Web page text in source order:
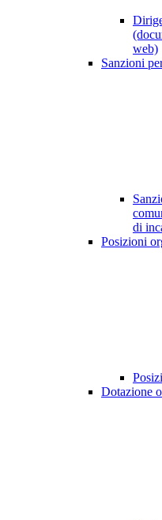
web)
Sanzioni
di
Posizioni
Dotazione